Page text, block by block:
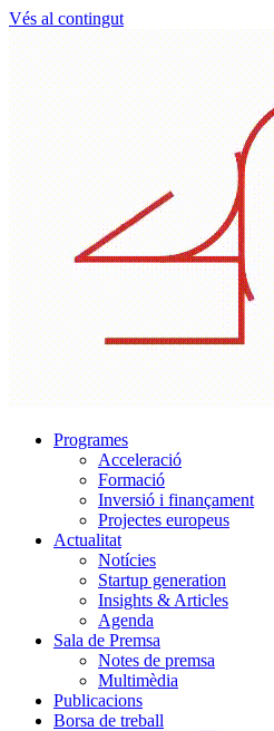
Vés al contingut
Programes
Acceleració
Formació
Inversió i finançament
Projectes europeus
Actualitat
Notícies
Startup generation
Insights & Articles
Agenda
Sala de Premsa
Notes de premsa
Multimèdia
Publicacions
Borsa de treball